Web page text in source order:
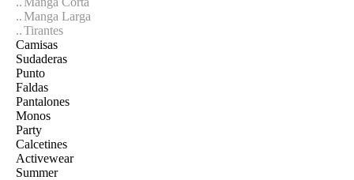
Manga Larga
Tirantes
Camisas
Sudaderas
Punto
Faldas
Pantalones
Monos
Party
Calcetines
Activewear
Summer